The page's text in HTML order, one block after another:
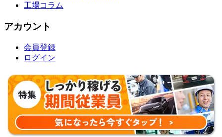
工場コラム
アカウント
会員登録
ログイン